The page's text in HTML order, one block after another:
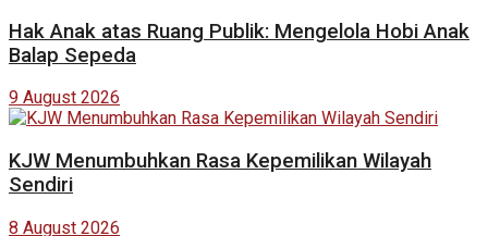
Hak Anak atas Ruang Publik: Mengelola Hobi Anak
Balap Sepeda
9 August 2026
KJW Menumbuhkan Rasa Kepemilikan Wilayah
Sendiri
8 August 2026